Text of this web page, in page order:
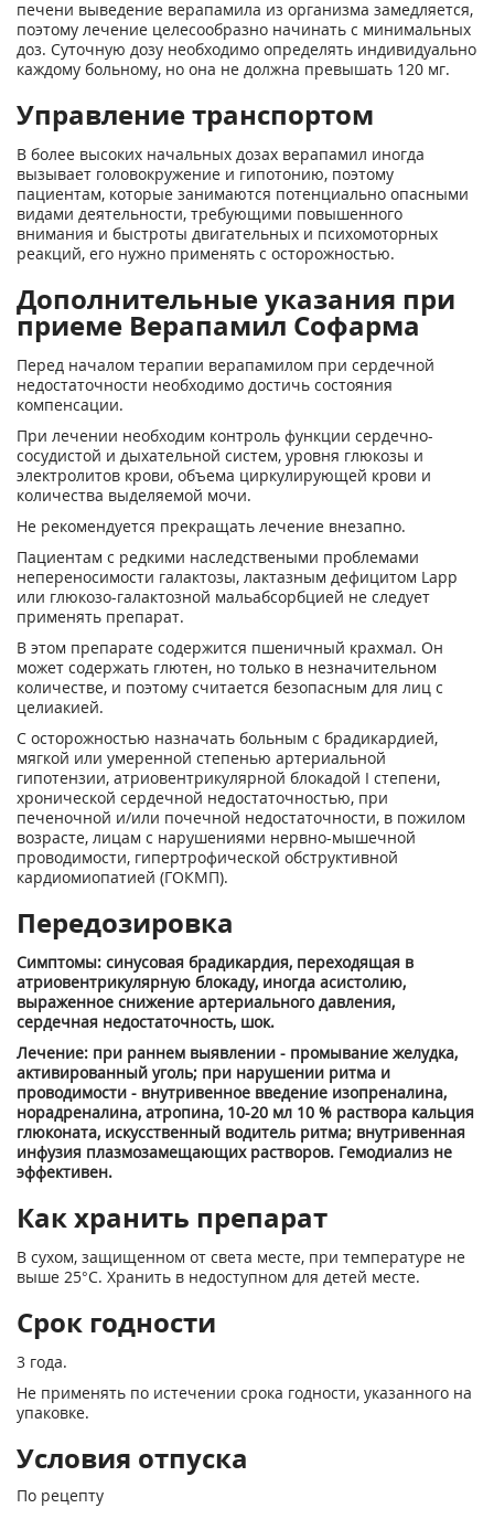
печени выведение верапамила из организма замедляется,
поэтому лечение целесообразно начинать с минимальных
доз. Суточную дозу необходимо определять индивидуально
каждому больному, но она не должна превышать 120 мг.
Управление транспортом
В более высоких начальных дозах верапамил иногда
вызывает головокружение и гипотонию, поэтому
пациентам, которые занимаются потенциально опасными
видами деятельности, требующими повышенного
внимания и быстроты двигательных и психомоторных
реакций, его нужно применять с осторожностью.
Дополнительные указания при
приеме Верапамил Софарма
Перед началом терапии верапамилом при сердечной
недостаточности необходимо достичь состояния
компенсации.
При лечении необходим контроль функции сердечно-
сосудистой и дыхательной систем, уровня глюкозы и
электролитов крови, объема циркулирующей крови и
количества выделяемой мочи.
Не рекомендуется прекращать лечение внезапно.
Пациентам с редкими наследствеными проблемами
непереносимости галактозы, лактазным дефицитом Lapp
или глюкозо-галактозной мальабсорбцией не следует
применять препарат.
В этом препарате содержится пшеничный крахмал. Он
может содержать глютен, но только в незначительном
количестве, и поэтому считается безопасным для лиц с
целиакией.
С осторожностью назначать больным с брадикардией,
мягкой или умеренной степенью артериальной
гипотензии, атриовентрикулярной блокадой I степени,
хронической сердечной недостаточностью, при
печеночной и/или почечной недостаточности, в пожилом
возрасте, лицам с нарушениями нервно-мышечной
проводимости, гипертрофической обструктивной
кардиомиопатией (ГОКМП).
Передозировка
Симптомы: синусовая брадикардия, переходящая в
атриовентрикулярную блокаду, иногда асистолию,
выраженное снижение артериального давления,
сердечная недостаточность, шок.
Лечение: при раннем выявлении - промывание желудка,
активированный уголь; при нарушении ритма и
проводимости - внутривенное введение изопреналина,
норадреналина, атропина, 10-20 мл 10 % раствора кальция
глюконата, искусственный водитель ритма; внутривенная
инфузия плазмозамещающих растворов. Гемодиализ не
эффективен.
Как хранить препарат
В сухом, защищенном от света месте, при температуре не
выше 25°С. Хранить в недоступном для детей месте.
Срок годности
3 года.
Не применять по истечении срока годности, указанного на
упаковке.
Условия отпуска
По рецепту